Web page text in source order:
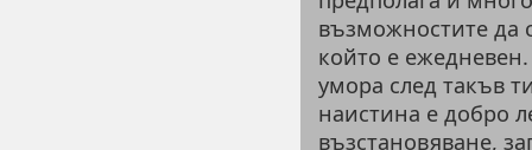
възможностите да
който е
умора след такъв
наистина е добро
възстановяване,